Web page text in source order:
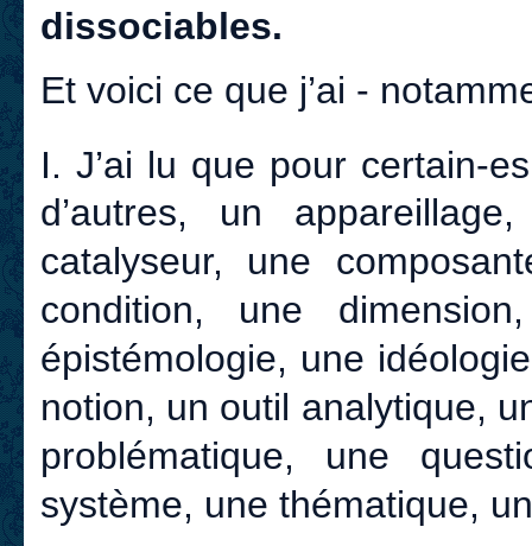
dissociables.
Et voici ce que j’ai -
I. J’ai lu que pour certain-
d’autres, un
catalyseur, une
condition, une
épistémologie, une
notion, un outil analytique,
problématique, une
système, une thématique,